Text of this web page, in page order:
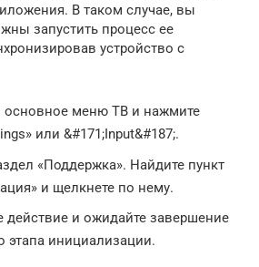
В таком случае, вы
запустить процесс ее
устройство с
основное меню ТВ и нажмите
или &#171;Input&#187;.
«Поддержка». Найдите пункт
и щелкнете по нему.
действие и ожидайте завершение
этапа инициализации.